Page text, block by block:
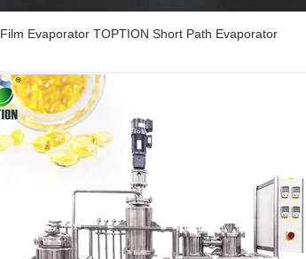
Evaporator TOPTION Short Path Evaporator